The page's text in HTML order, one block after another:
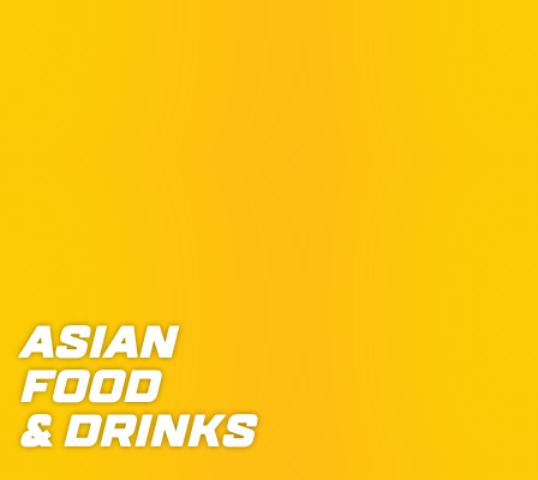
ASIAN
FOOD
& DRINKS